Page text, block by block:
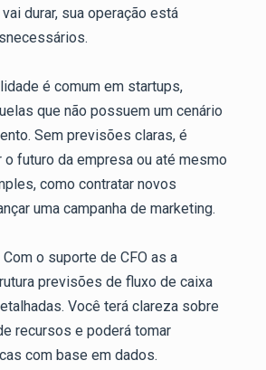
durar, sua operação está
é comum em startups,
que não possuem um cenário
Sem previsões claras, é
futuro da empresa ou até mesmo
como contratar novos
uma campanha de marketing.
Com o suporte de CFO as a
previsões de fluxo de caixa
Você terá clareza sobre
recursos e poderá tomar
com base em dados.